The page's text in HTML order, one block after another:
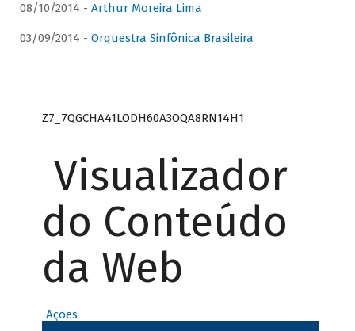
08/10/2014 - Arthur Moreira Lima
03/09/2014 - Orquestra Sinfônica Brasileira
Z7_7QGCHA41LODH60A3OQA8RN14H1
Visualizador
do Conteúdo
da Web
Ações